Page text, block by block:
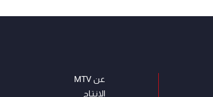
عن MTV
الإنـتـاج